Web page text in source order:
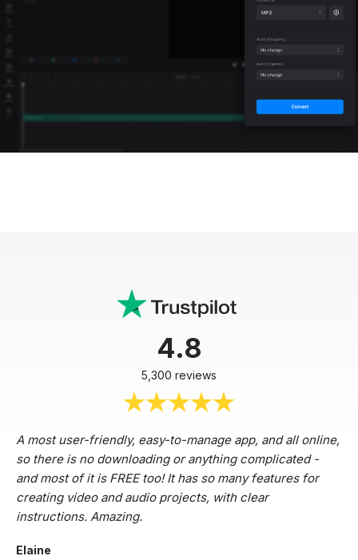
4.8
5,300 reviews
A most user-friendly, easy-to-manage app, and all online,
so there is no downloading or anything complicated -
and most of it is FREE too! It has so many features for
creating video and audio projects, with clear
instructions. Amazing.
Elaine